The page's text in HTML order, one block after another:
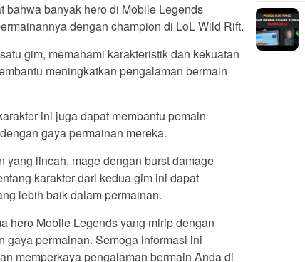
bahwa banyak hero di Mobile Legends
dengan champion di LoL Wild Rift.
gim, memahami karakteristik dan kekuatan
meningkatkan pengalaman bermain
ini juga dapat membantu pemain
gaya permainan mereka.
lincah, mage dengan burst damage
karakter dari kedua gim ini dapat
lebih baik dalam permainan.
hero Mobile Legends yang mirip dengan
permainan. Semoga informasi ini
memperkaya pengalaman bermain Anda di